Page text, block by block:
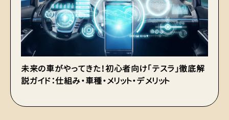
未来の車がやってきた！初心者向け「テスラ」徹底解
説ガイド：仕組み・車種・メリット・デメリット